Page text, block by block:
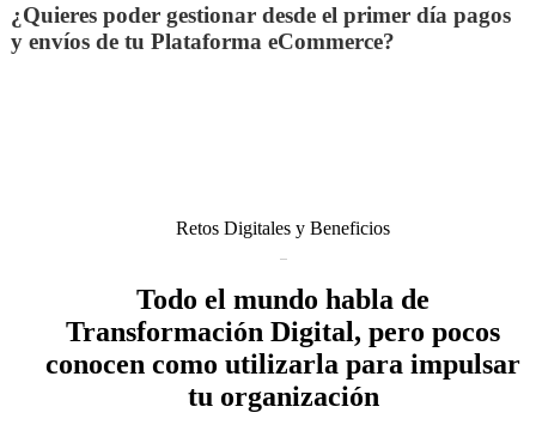
¿Quieres poder gestionar desde el primer día pagos
y envíos de tu Plataforma eCommerce?
Retos Digitales y Beneficios
Todo el mundo habla de
Transformación Digital, pero pocos
conocen como utilizarla para impulsar
tu organización